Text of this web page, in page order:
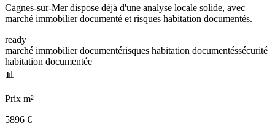
Cagnes-sur-Mer dispose déjà d'une analyse locale solide, avec
marché immobilier documenté et risques habitation documentés.
ready
marché immobilier documentérisques habitation documentéssécurité
habitation documentée
📊
Prix m²
5896 €